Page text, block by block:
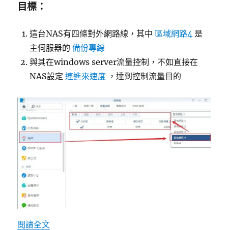
目標：
這台NAS有四條對外網路線，其中 區域網路4 是
主伺服器的 備份專線
與其在windows server流量控制，不如直接在
NAS設定 連進來速度 ，達到控制流量目的
閱讀全文〈[NAS] Synology 群暉 NAS 限速流量〉